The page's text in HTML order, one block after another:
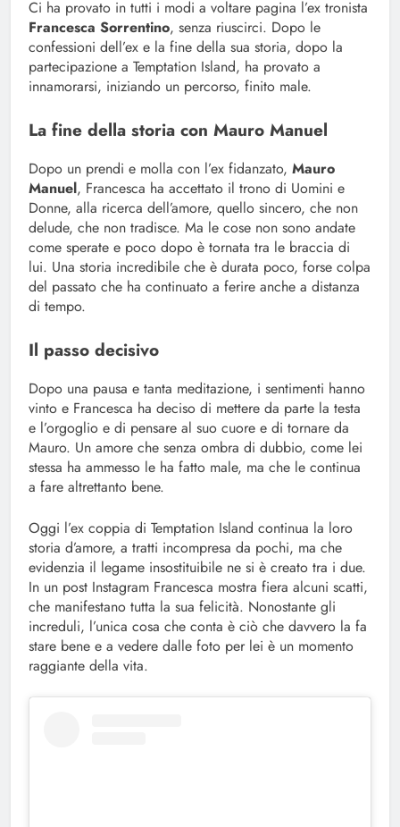
Ci ha provato in tutti i modi a voltare pagina l’ex tronista
Francesca Sorrentino, senza riuscirci. Dopo le
confessioni dell’ex e la fine della sua storia, dopo la
partecipazione a Temptation Island, ha provato a
innamorarsi, iniziando un percorso, finito male.
La fine della storia con Mauro Manuel
Dopo un prendi e molla con l’ex fidanzato, Mauro
Manuel, Francesca ha accettato il trono di Uomini e
Donne, alla ricerca dell’amore, quello sincero, che non
delude, che non tradisce. Ma le cose non sono andate
come sperate e poco dopo è tornata tra le braccia di
lui. Una storia incredibile che è durata poco, forse colpa
del passato che ha continuato a ferire anche a distanza
di tempo.
Il passo decisivo
Dopo una pausa e tanta meditazione, i sentimenti hanno
vinto e Francesca ha deciso di mettere da parte la testa
e l’orgoglio e di pensare al suo cuore e di tornare da
Mauro. Un amore che senza ombra di dubbio, come lei
stessa ha ammesso le ha fatto male, ma che le continua
a fare altrettanto bene.
Oggi l’ex coppia di Temptation Island continua la loro
storia d’amore, a tratti incompresa da pochi, ma che
evidenzia il legame insostituibile ne si è creato tra i due.
In un post Instagram Francesca mostra fiera alcuni scatti,
che manifestano tutta la sua felicità. Nonostante gli
increduli, l’unica cosa che conta è ciò che davvero la fa
stare bene e a vedere dalle foto per lei è un momento
raggiante della vita.